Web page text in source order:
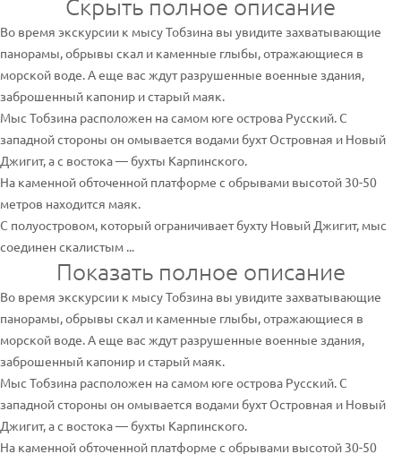
Скрыть полное описание
Во время экскурсии к мысу Тобзина вы увидите захватывающие
панорамы, обрывы скал и каменные глыбы, отражающиеся в
морской воде. А еще вас ждут разрушенные военные здания,
заброшенный капонир и старый маяк.
Мыс Тобзина расположен на самом юге острова Русский. С
западной стороны он омывается водами бухт Островная и Новый
Джигит, а с востока — бухты Карпинского.
На каменной обточенной платформе с обрывами высотой 30-50
метров находится маяк.
С полуостровом, который ограничивает бухту Новый Джигит, мыс
соединен скалистым ...
Показать полное описание
Во время экскурсии к мысу Тобзина вы увидите захватывающие
панорамы, обрывы скал и каменные глыбы, отражающиеся в
морской воде. А еще вас ждут разрушенные военные здания,
заброшенный капонир и старый маяк.
Мыс Тобзина расположен на самом юге острова Русский. С
западной стороны он омывается водами бухт Островная и Новый
Джигит, а с востока — бухты Карпинского.
На каменной обточенной платформе с обрывами высотой 30-50